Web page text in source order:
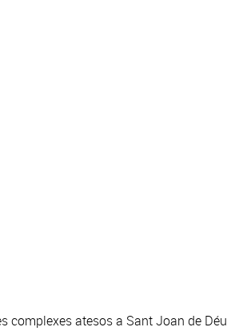
complexes atesos a Sant Joan de Déu